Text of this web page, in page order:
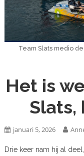
Team Slats medio
Het is
Slats,
januari 5, 2026
Drie keer nam hij al